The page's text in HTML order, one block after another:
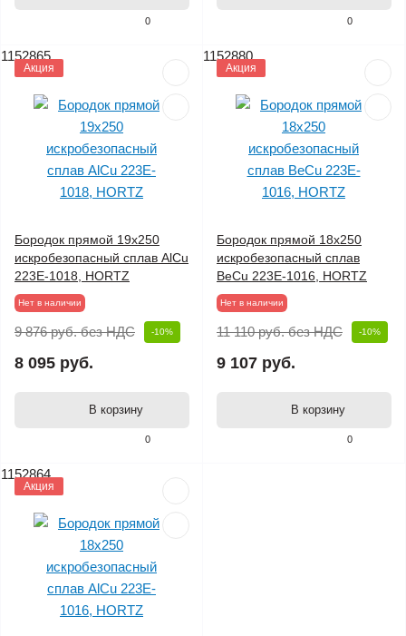
0 0
1152865
Акция
0
Бородок прямой 19х250
искробезопасный сплав AlCu
223E-1018, HORTZ
Нет в наличии
9 876 руб.без НДС -10%
8 095 руб.
В корзину
1152880
Акция
0
Бородок прямой 18х250
искробезопасный сплав
BeCu 223E-1016, HORTZ
Нет в наличии
11 110 руб.без НДС -10%
9 107 руб.
В корзину
1152864
Акция